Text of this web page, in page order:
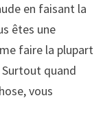
en faisant la
êtes une
faire la plupart
quand
vous